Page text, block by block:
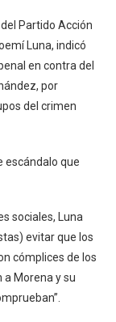
Partido Acción
Luna, indicó
en contra del
por
del crimen
sociales, Luna
evitar que los
cómplices de los
a Morena y su